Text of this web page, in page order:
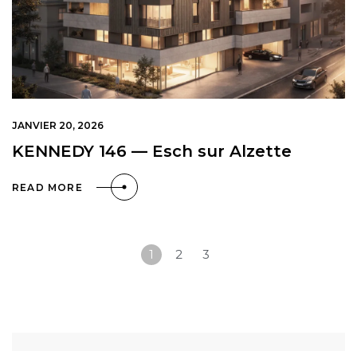
JANVIER 20, 2026
KENNEDY 146 — Esch sur Alzette
READ MORE
1 2 3